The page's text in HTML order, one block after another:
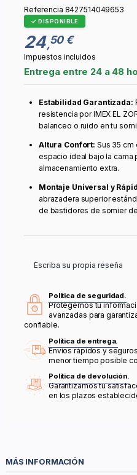
Referencia 8427514049653
DISPONIBLE
24 ,50 €
Impuestos incluidos
Entrega entre 24 a 48
Estabilidad Garantizada:
resistencia por IMEX EL
balanceo o ruido en tu
Altura Confort: Sus 35 cm
espacio ideal bajo la cama
almacenamiento extra.
Montaje Universal y
abrazadera superior
de bastidores de somier
Escriba su propia reseña
Política de seguridad.
Protegemos tu
avanzadas para
confiable.
Política de entrega.
Envíos rápidos y
menor tiempo posible
Política de devolución.
Garantizamos tu
en los plazos
MÁS INFORMACIÓN